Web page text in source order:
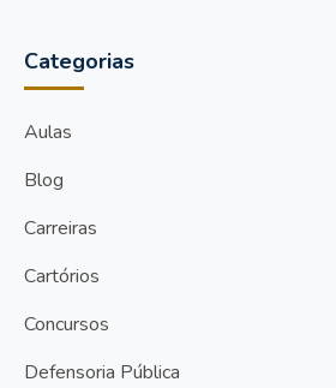
Categorias
Aulas
Blog
Carreiras
Cartórios
Concursos
Defensoria Pública